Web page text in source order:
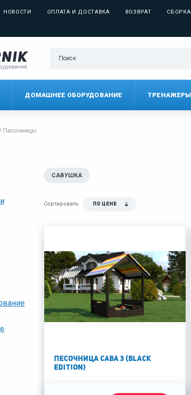
НОВОСТИ ОПЛАТА И ДОСТАВКА ВОЗВРАТ СБОРКА
ДОМАШНЕЕ ОБОРУДОВАНИЕ ТРЕНАЖЕРЫ
Песочницы
САВУШКА
Сортировать По цене
Песочница Сава 3 (BLACK
EDITION)